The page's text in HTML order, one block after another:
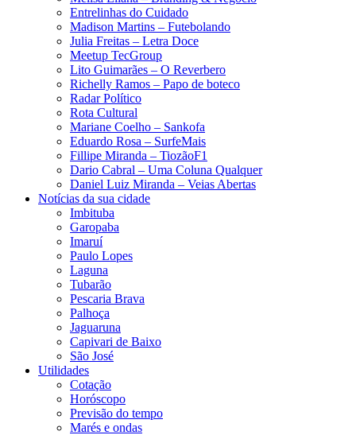
Entrelinhas do Cuidado
Madison Martins – Futebolando
Julia Freitas​ – Letra Doce
Meetup TecGroup
Lito Guimarães – O Reverbero
Richelly Ramos​ – Papo de boteco
Radar Político
Rota Cultural
Mariane Coelho – Sankofa
Eduardo Rosa​ – SurfeMais
Fillipe Miranda – TiozãoF1
Dario Cabral – Uma Coluna Qualquer
Daniel Luiz Miranda – Veias Abertas
Notícias da sua cidade
Imbituba
Garopaba
Imaruí
Paulo Lopes
Laguna
Tubarão
Pescaria Brava
Palhoça
Jaguaruna
Capivari de Baixo
São José
Utilidades
Cotação
Horóscopo
Previsão do tempo
Marés e ondas